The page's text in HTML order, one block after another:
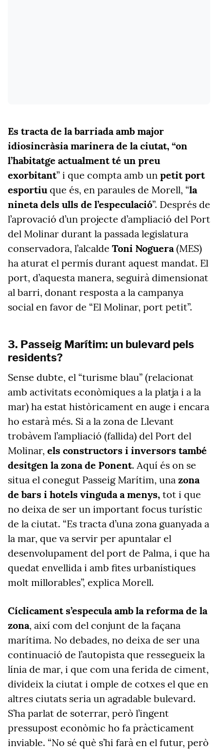
Es tracta de la barriada amb major
idiosincràsia marinera de la ciutat, “on
l’habitatge actualment té un preu
exorbitant” i que compta amb un petit port
esportiu que és, en paraules de Morell, “la
nineta dels ulls de l’especulació”. Després de
l’aprovació d’un projecte d’ampliació del Port
del Molinar durant la passada legislatura
conservadora, l’alcalde Toni Noguera(MES)
ha aturat el permís durant aquest mandat. El
port, d’aquesta manera, seguirà dimensionat
al barri, donant resposta a la campanya
social en favor de “El Molinar, port petit”.
3. Passeig Marítim: un bulevard pels
residents?
Sense dubte, el “turisme blau” (relacionat
amb activitats econòmiques a la platja i a la
mar) ha estat històricament en auge i encara
ho estarà més. Si a la zona de Llevant
trobàvem l’ampliació (fallida) del Port del
Molinar, els constructors i inversors també
desitgen la zona de Ponent. Aquí és on se
situa el conegut Passeig Marítim, una zona
de bars i hotels vinguda a menys, tot i que
no deixa de ser un important focus turístic
de la ciutat. “Es tracta d’una zona guanyada a
la mar, que va servir per apuntalar el
desenvolupament del port de Palma, i que ha
quedat envellida i amb fites urbanístiques
molt millorables”, explica Morell.
Cíclicament s’especula amb la reforma de la
zona, així com del conjunt de la façana
marítima. No debades, no deixa de ser una
continuació de l’autopista que ressegueix la
línia de mar, i que com una ferida de ciment,
divideix la ciutat i omple de cotxes el que en
altres ciutats seria un agradable bulevard.
S’ha parlat de soterrar, però l’ingent
pressupost econòmic ho fa pràcticament
inviable. “No sé què s’hi farà en el futur, però